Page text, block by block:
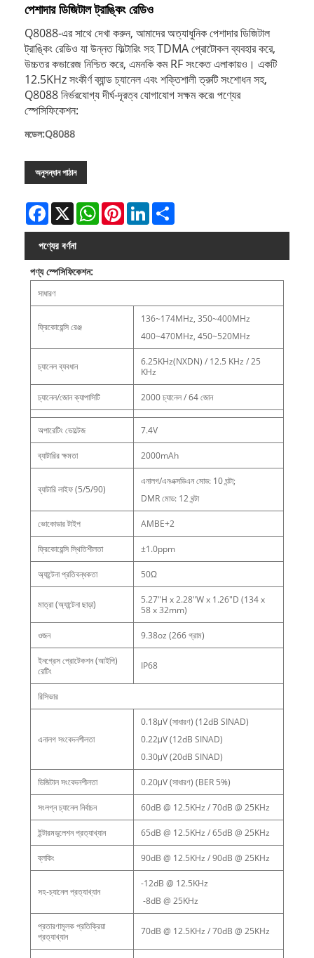
পেশাদার ডিজিটাল ট্রাঙ্কিং রেডিও
Q8088-এর সাথে দেখা করুন, আমাদের অত্যাধুনিক পেশাদার ডিজিটাল
ট্রাঙ্কিং রেডিও যা উন্নত ফিল্টারিং সহ TDMA প্রোটোকল ব্যবহার করে,
উচ্চতর কভারেজ নিশ্চিত করে, এমনকি কম RF সংকেত এলাকায়ও। একটি
12.5KHz সংকীর্ণ ব্যান্ড চ্যানেল এবং শক্তিশালী ত্রুটি সংশোধন সহ,
Q8088 নির্ভরযোগ্য দীর্ঘ-দূরত্ব যোগাযোগ সক্ষম করে৷ পণ্যের
স্পেসিফিকেশন:
মডেল:Q8088
অনুসন্ধান পাঠান
Facebook
X WhatsAppPinterestLinkedIn
পণ্যের বর্ণনা
পণ্য স্পেসিফিকেশন:
সাধারণ
ফ্রিকোয়েন্সি রেঞ্জ
136~174MHz, 350~400MHz
400~470MHz, 450~520MHz
চ্যানেল ব্যবধান
6.25KHz(NXDN) / 12.5 KHz / 25
KHz
চ্যানেল/জোন ক্যাপাসিটি 2000 চ্যানেল / 64 জোন
অপারেটিং ভোল্টেজ 7.4V
ব্যাটারির ক্ষমতা 2000mAh
ব্যাটারি লাইফ (5/5/90)
এনালগ/এনএক্সডিএন মোড: 10 ঘন্টা;
DMR মোড: 12 ঘন্টা
ভোকোডার টাইপ AMBE+2
ফ্রিকোয়েন্সি স্থিতিশীলতা ±1.0ppm
অ্যান্টেনা প্রতিবন্ধকতা 50Ω
মাত্রা (অ্যান্টেনা ছাড়া)
5.27"H x 2.28"W x 1.26"D (134 x
58 x 32mm)
ওজন 9.38oz (266 গ্রাম)
ইনগ্রেস প্রোটেকশন (আইপি)
রেটিং
IP68
রিসিভার
এনালগ সংবেদনশীলতা
0.18μV (সাধারণ) (12dB SINAD)
0.22μV (12dB SINAD)
0.30μV (20dB SINAD)
ডিজিটাল সংবেদনশীলতা 0.20μV (সাধারণ) (BER 5%)
সংলগ্ন চ্যানেল নির্বাচন 60dB @ 12.5KHz / 70dB @ 25KHz
ইন্টারমডুলেশন প্রত্যাখ্যান 65dB @ 12.5KHz / 65dB @ 25KHz
ব্লকিং 90dB @ 12.5KHz / 90dB @ 25KHz
সহ-চ্যানেল প্রত্যাখ্যান
-12dB @ 12.5KHz
-8dB @ 25KHz
প্রতারণামূলক প্রতিক্রিয়া
প্রত্যাখ্যান
70dB @ 12.5KHz / 70dB @ 25KHz